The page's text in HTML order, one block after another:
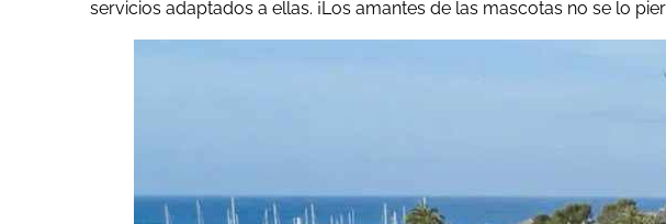
servicios adaptados a ellas. ¡Los amantes de las mascotas no se lo